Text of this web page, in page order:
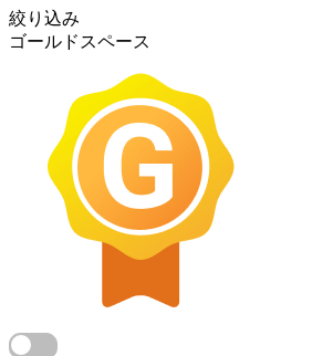
絞り込み
ゴールドスペース